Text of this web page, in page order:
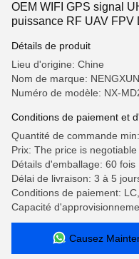
OEM WIFI GPS signal
puissance RF UAV FPV
Détails de produit
Lieu d'origine: Chine
Nom de marque: NENGXUN
Numéro de modèle: NX-
Conditions de paiement et
Quantité de commande
Prix: The price is negotiable
Détails d'emballage: 60 fois
Délai de livraison: 3 à 5
Conditions de paiement:
Capacité
Causez